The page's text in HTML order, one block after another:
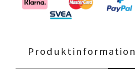
Produktinformation